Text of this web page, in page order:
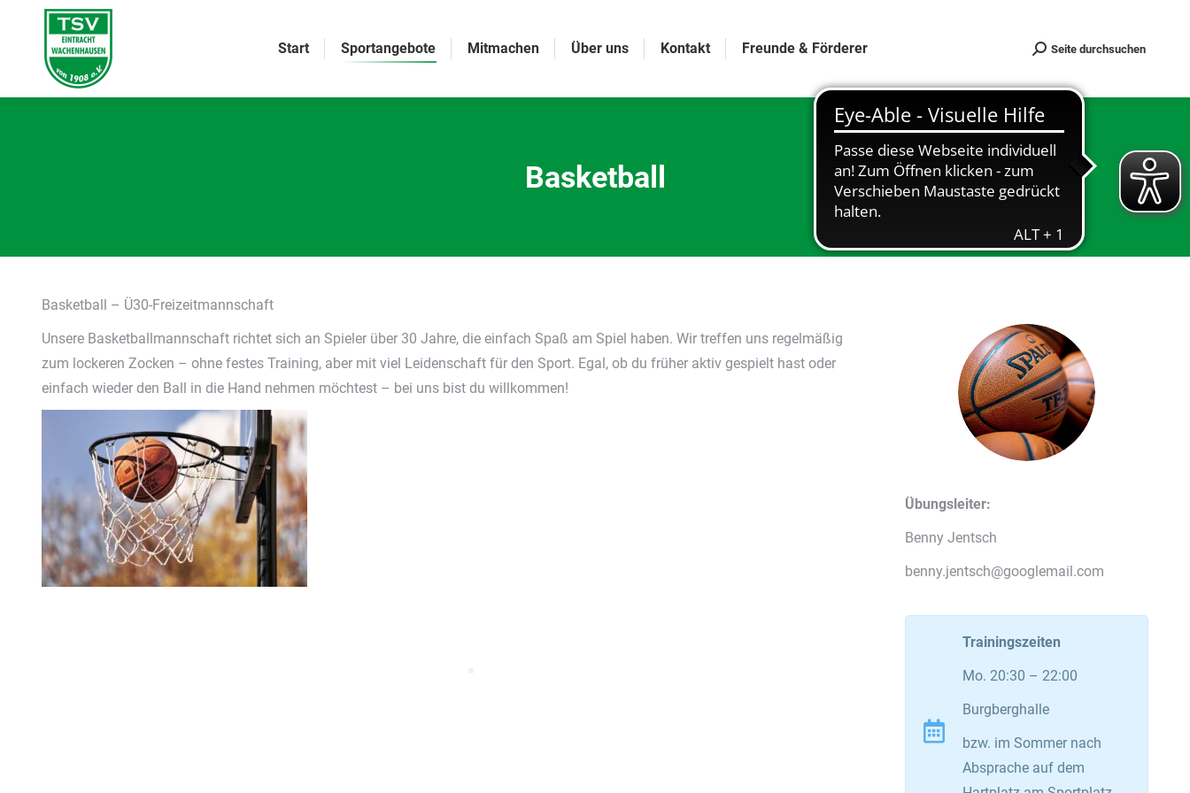
Start Sportangebote Mitmachen Über uns Kontakt Freunde & Förderer Search:
Seite durchsuchen
Basketball
Basketball – Ü30-Freizeitmannschaft
Unsere Basketballmannschaft richtet sich an Spieler über 30 Jahre, die einfach Spaß am Spiel haben. Wir treffen uns regelmäßig
zum lockeren Zocken – ohne festes Training, aber mit viel Leidenschaft für den Sport. Egal, ob du früher aktiv gespielt hast oder
einfach wieder den Ball in die Hand nehmen möchtest – bei uns bist du willkommen!
Übungsleiter:
Benny Jentsch
benny.jentsch@googlemail.com
Trainingszeiten
Mo. 20:30 – 22:00
Burgberghalle
bzw. im Sommer nach
Absprache auf dem